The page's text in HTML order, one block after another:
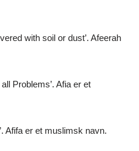
with soil or dust’. Afeerah
Problems’. Afia er et
Afifa er et muslimsk navn.